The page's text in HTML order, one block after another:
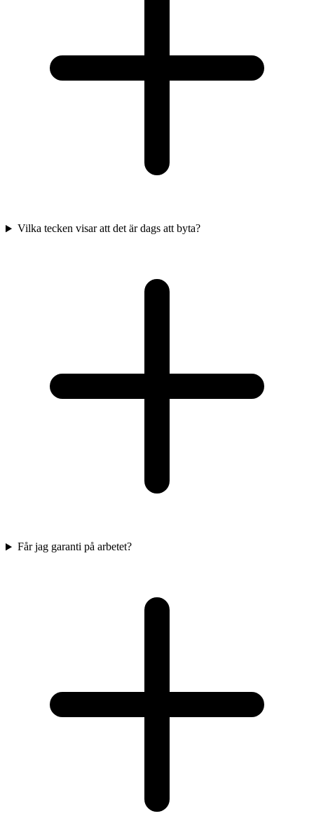
Vilka tecken visar att det är dags att byta?
Får jag garanti på arbetet?